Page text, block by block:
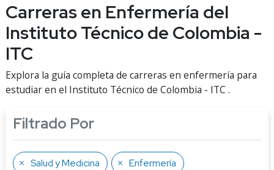
Carreras en Enfermería del
Instituto Técnico de Colombia -
ITC
Explora la guía completa de carreras en enfermería para
estudiar en el Instituto Técnico de Colombia - ITC .
Filtrado Por
Salud y Medicina Enfermería